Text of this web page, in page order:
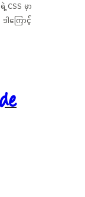
မှာ
ါကြောင့်